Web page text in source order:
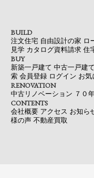
BUILD
注文住宅 自由設計の家 ロ
見学 カタログ資料請求 住
BUY
新築一戸建て 中古一戸建て
索 会員登録 ログイン お気
RENOVATION
中古リノベーション ７０
CONTENTS
会社概要 アクセス お知ら
様の声 不動産買取